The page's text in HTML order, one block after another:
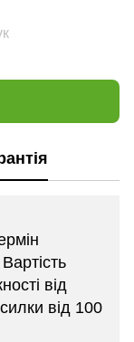
від
від 100